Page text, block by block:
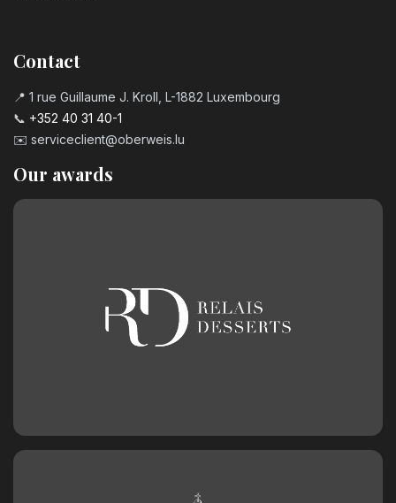
Contact
📍 1 rue Guillaume J. Kroll, L-1882 Luxembourg
📞 +352 40 31 40-1
✉️ serviceclient@oberweis.lu
Our awards